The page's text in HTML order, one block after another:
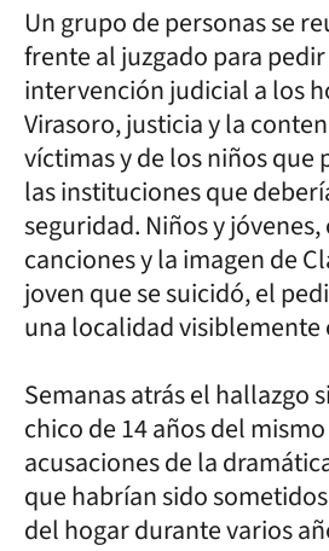
Un grupo de personas se
frente al juzgado para
intervención judicial a los
Virasoro, justicia y la
víctimas y de los niños que
las instituciones que
seguridad. Niños y jóvenes,
canciones y la imagen de
joven que se suicidó, el
una localidad visiblemente
Semanas atrás el hallazgo
chico de 14 años del
acusaciones de la
que habrían sido
del hogar durante varios